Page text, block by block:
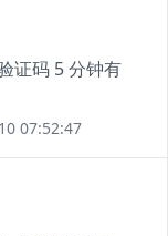
证码 5 分钟有
07:52:47